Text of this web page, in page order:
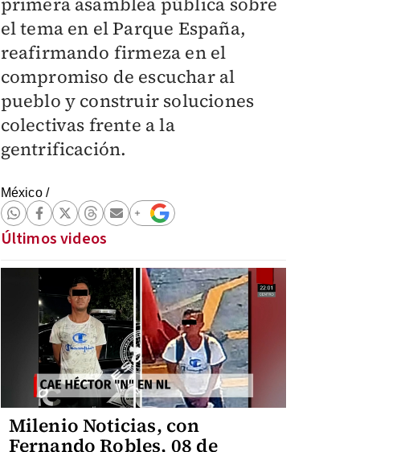
el tema en el Parque España,
reafirmando firmeza en el
compromiso de escuchar al
pueblo y construir soluciones
colectivas frente a la
gentrificación.
México/
Últimos videos
Milenio Noticias, con
Fernando Robles, 08 de